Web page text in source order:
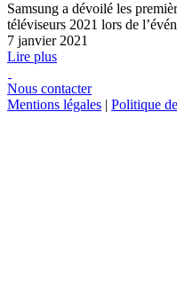
Samsung a dévoilé les
téléviseurs 2021 lors de
7 janvier 2021
Lire plus
Nous contacter
Mentions légales | Politique